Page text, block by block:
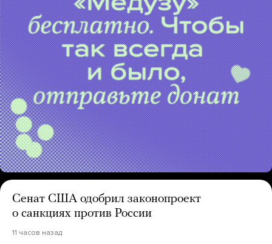
Сенат США одобрил законопроект
о санкциях против России
11 часов назад